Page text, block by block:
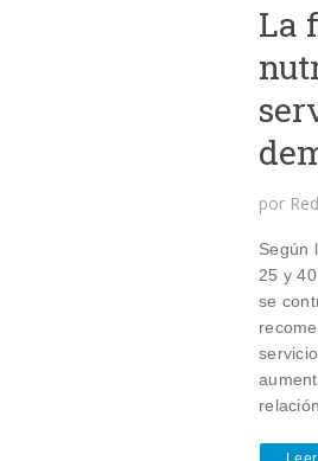
La
por
Según
25 y
se